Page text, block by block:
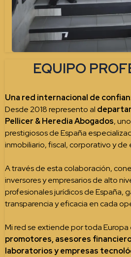
EQUIPO
Una red internacional de
Desde 2018 represento al
Pellicer & Heredia Abogados,
prestigiosos de España
inmobiliario, fiscal, corporativo y de
A través de esta colaboración,
inversores y empresarios de alto
profesionales jurídicos de España,
transparencia y eficacia en cada
Mi red se extiende por toda Europa
promotores, asesores
laboratorios y empresas